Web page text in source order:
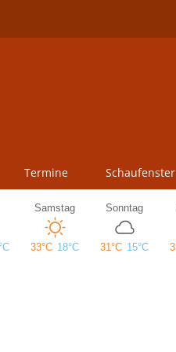
Termine Schaufenster